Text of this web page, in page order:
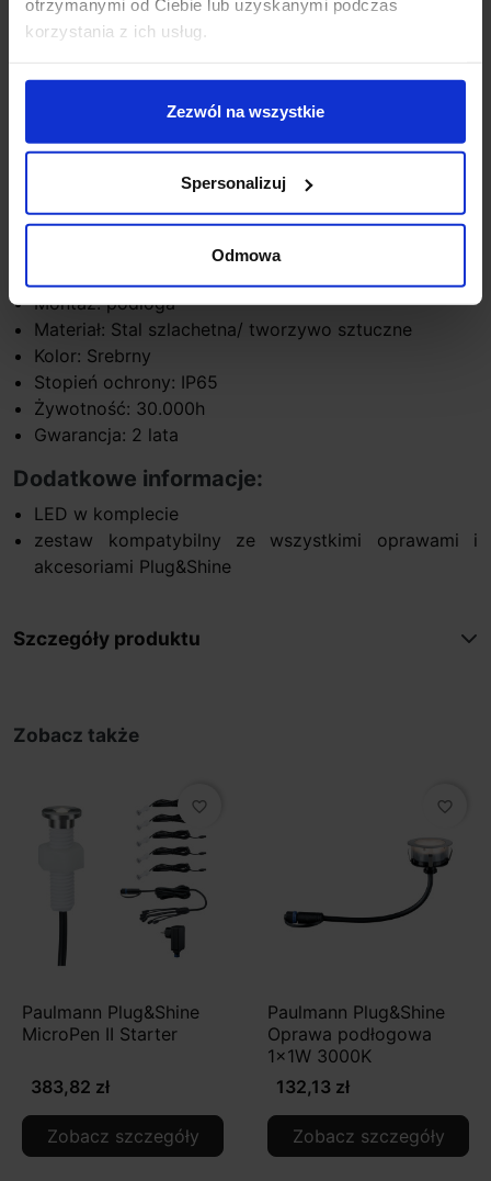
otrzymanymi od Ciebie lub uzyskanymi podczas
korzystania z ich usług.
Zezwól na wszystkie
Spersonalizuj
Odmowa
kamiennych.
Ilość źródeł światła: 5
Moc: 5x0,22W
Strumień świetlny: 3lm
Średnica:1,5 cm
Montaż: podłoga
Materiał: Stal szlachetna/ tworzywo sztuczne
Kolor: Srebrny
Stopień ochrony: IP65
Żywotność: 30.000h
Gwarancja: 2 lata
Dodatkowe informacje:
LED w komplecie
zestaw kompatybilny ze wszystkimi oprawami i
akcesoriami Plug&Shine
Szczegóły produktu
Zobacz także
favorite_border
Paulmann Plug&Shine
MicroPen II Starter
383,82 zł
Zobacz szczegóły
favorite_border
Paulmann Plug&Shine
Oprawa podłogowa
1x1W 3000K
132,13 zł
Zobacz szczegóły